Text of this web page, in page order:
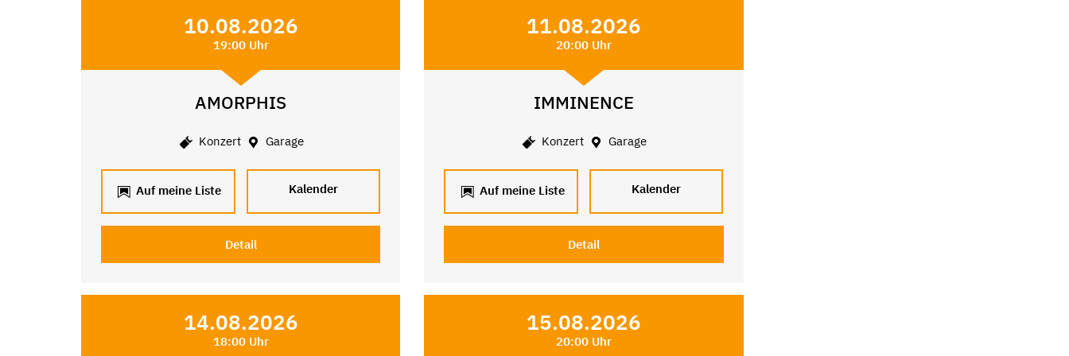
10.08.2026
19:00 Uhr
AMORPHIS
Konzert Garage
Auf meine Liste Kalender
Detail
11.08.2026
20:00 Uhr
IMMINENCE
Konzert Garage
Auf meine Liste Kalender
Detail
14.08.2026
18:00 Uhr
15.08.2026
20:00 Uhr